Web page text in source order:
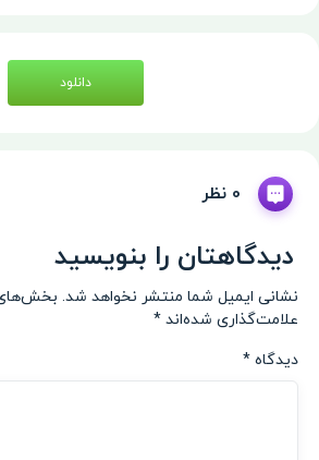
دانلود
0 نظر
دیدگاهتان را بنویسید
نشانی ایمیل شما منتشر نخواهد شد. بخش‌های
علامت‌گذاری شده‌اند *
دیدگاه *